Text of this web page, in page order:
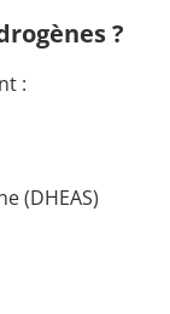
?
:
(DHEAS)